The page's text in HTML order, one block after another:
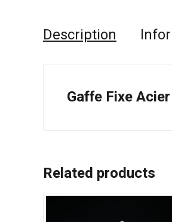
Description
Gaffe Fixe
Related products